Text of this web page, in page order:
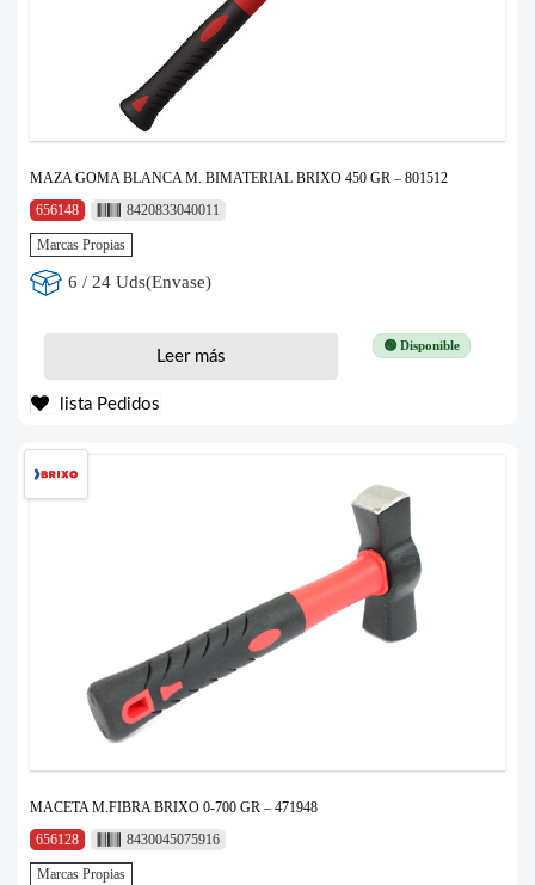
MAZA GOMA BLANCA M. BIMATERIAL BRIXO 450 GR – 801512
656148
8420833040011
Marcas Propias
6 / 24 Uds(Envase)
🟢 Disponible
Leer más
lista Pedidos
MACETA M.FIBRA BRIXO 0-700 GR – 471948
656128
8430045075916
Marcas Propias